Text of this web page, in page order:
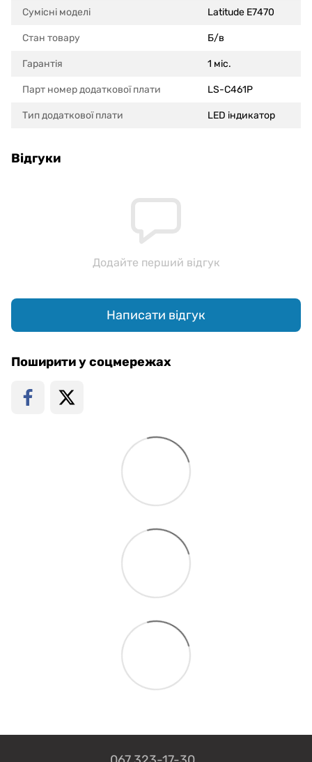
Сумісні моделi Latitude E7470
Стан товару Б/в
Гарантія 1 міс.
Парт номер додаткової плати LS-C461P
Тип додаткової плати LED індикатор
Відгуки
Додайте перший відгук
Написати відгук
Поширити у соцмережах